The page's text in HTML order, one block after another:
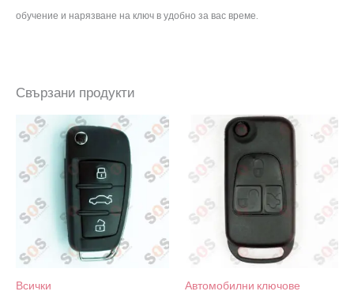
обучение и нарязване на ключ в удобно за вас време.
Свързани продукти
Всички Автомобилни ключове